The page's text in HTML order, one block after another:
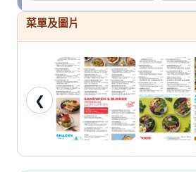
菜單及圖片
❮